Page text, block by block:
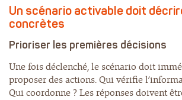
Un scénario activable doit
concrètes
Prioriser les premières décisions
Une fois déclenché, le scénario doit
proposer des actions. Qui vérifie
Qui coordonne ? Les réponses doivent